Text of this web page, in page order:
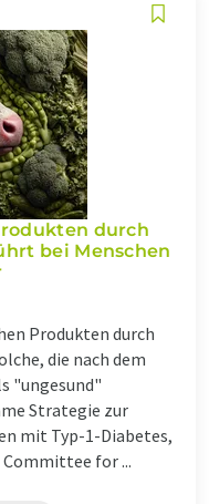
durch
bei Menschen
Produkten durch
die nach dem
"ungesund"
Strategie zur
mit Typ-1-Diabetes,
Committee for ...